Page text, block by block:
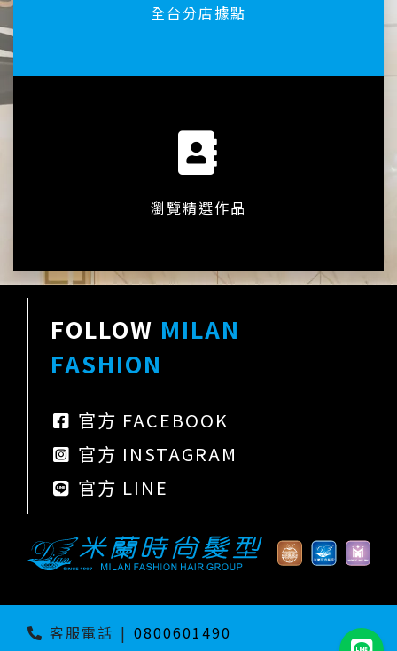
全台分店據點
瀏覽精選作品
FOLLOW MILAN
FASHION
官方 FACEBOOK
官方 INSTAGRAM
官方 LINE
客服電話 | 0800601490